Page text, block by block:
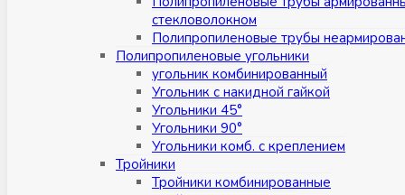
стекловолокном
Полипропиленовые трубы
Полипропиленовые угольники
угольник комбинированный
Угольник с накидной гайкой
Угольники 45°
Угольники 90°
Угольники комб. с креплением
Тройники
Тройники комбинированные